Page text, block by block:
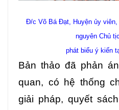
Đ/c Võ Bá Đạt, Huyện ủy viên,
nguyên Chủ
phát biểu ý kiến
Bản thảo đã phản
quan, có hệ thống
giải pháp, quyết